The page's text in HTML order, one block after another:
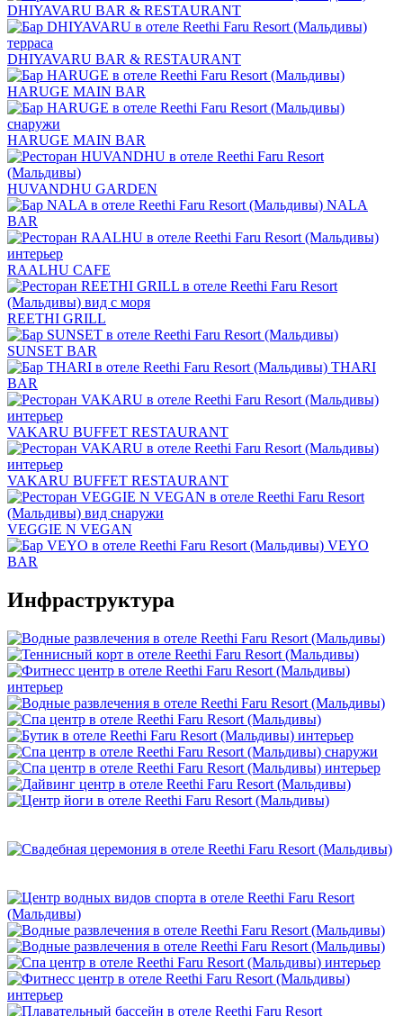
DHIYAVARU BAR & RESTAURANT
DHIYAVARU BAR & RESTAURANT
HARUGE MAIN BAR
HARUGE MAIN BAR
HUVANDHU GARDEN
NALA
BAR
RAALHU CAFE
REETHI GRILL
SUNSET BAR
THARI
BAR
VAKARU BUFFET RESTAURANT
VAKARU BUFFET RESTAURANT
VEGGIE N VEGAN
VEYO
BAR
Инфраструктура